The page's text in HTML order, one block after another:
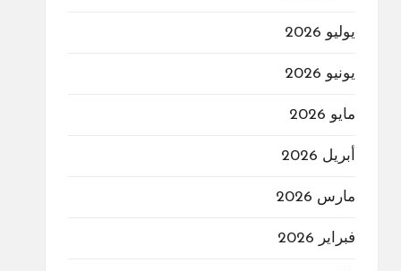
يوليو 2026
يونيو 2026
مايو 2026
أبريل 2026
مارس 2026
فبراير 2026